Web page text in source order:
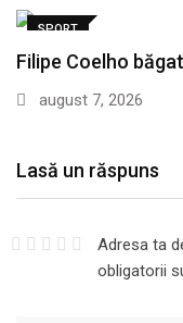
SPORT
Filipe Coelho
august 7, 2026
Lasă un răspuns
Adresa ta
obligatorii